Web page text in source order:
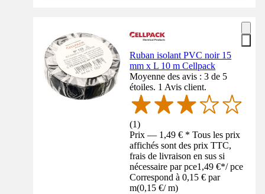
Ruban isolant PVC noir 15
mm x L 10 m Cellpack
Moyenne des avis : 3 de 5
étoiles. 1 Avis client.
(1)
Prix — 1,49 € * Tous les prix
affichés sont des prix TTC,
frais de livraison en sus si
nécessaire par pce1,49 €*/ pce
Correspond à 0,15 € par
m(0,15 €/ m)